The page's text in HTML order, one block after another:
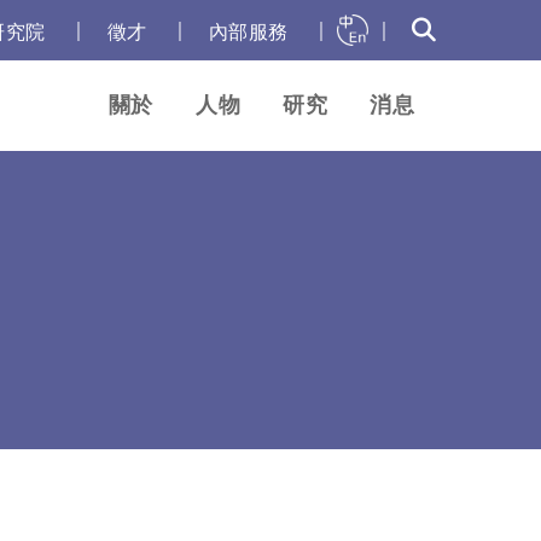
究院 徵才 內部服務
關於 人物 研究 消息